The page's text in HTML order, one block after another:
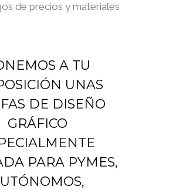
de precios y materiales
A TU
UNAS
DE DISEÑO
GRÁFICO
PARA PYMES,